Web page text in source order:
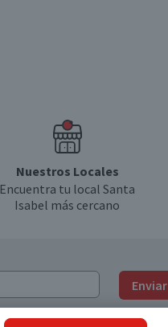
Nuestros Locales
Encuentra tu local Santa
Isabel más cercano
Enviar